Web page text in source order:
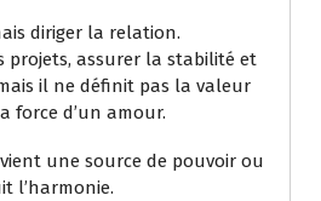
diriger la relation.
projets, assurer la stabilité et
il ne définit pas la valeur
force d’un amour.
une source de pouvoir ou
l’harmonie.